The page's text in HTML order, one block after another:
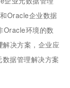
Oracle企业数据
Oracle环境的数
解决方案，企业应
据管理解决方案